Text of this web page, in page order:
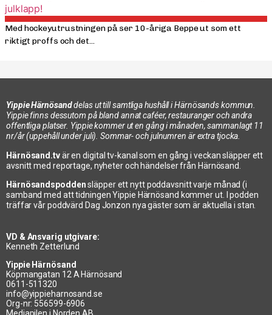
Med hockeyutrustningen på ser 10-åriga Beppe ut som ett
riktigt proffs och det...
Yippie Härnösanddelas ut till samtliga hushåll i Härnösands kommun.
Yippie finns dessutom på bland annat caféer, restauranger och andra
offentliga platser. Yippie kommer ut en gång i månaden, sammanlagt 11
nr/år (uppehåll under juli). Sommar- och julnumren är extra tjocka.
Härnösand.tvär en digital tv-kanal som en gång i veckan släpper ett
avsnitt med reportage, nyheter och händelser från Härnösand.
Härnösandspoddensläpper ett nytt poddavsnitt varje månad (i
samband med att tidningen Yippie Härnösand kommer ut. I podden
träffar vår poddvärd Dag Jonzon nya gäster som är aktuella i stan.
VD & Ansvarig utgivare:
Kenneth Zetterlund
Yippie Härnösand
Köpmangatan 12 A Härnösand
0611-511320
info@yippieharnosand.se
Org-nr: 556599-6906